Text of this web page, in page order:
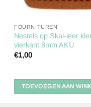
FOURNITUREN
Nestels op Skai-leer
vierkant 8mm AKU
€1,00
TOEVOEGEN AAN